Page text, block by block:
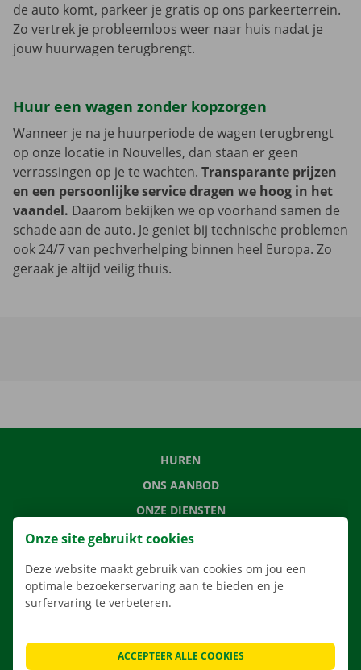
de auto komt, parkeer je gratis op ons parkeerterrein.
Zo vertrek je probleemloos weer naar huis nadat je
jouw huurwagen terugbrengt.
Huur een wagen zonder kopzorgen
Wanneer je na je huurperiode de wagen terugbrengt
op onze locatie in Nouvelles, dan staan er geen
verrassingen op je te wachten. Transparante prijzen
en een persoonlijke service dragen we hoog in het
vaandel. Daarom bekijken we op voorhand samen de
schade aan de auto. Je geniet bij technische problemen
ook 24/7 van pechverhelping binnen heel Europa. Zo
geraak je altijd veilig thuis.
HUREN
ONS AANBOD
ONZE DIENSTEN
LOCATIES
VERHUISOPLOSSINGEN
CONTACTEER ONS
Onze site gebruikt cookies
Deze website maakt gebruik van cookies om jou een
optimale bezoekerservaring aan te bieden en je
surfervaring te verbeteren.
ACCEPTEER ALLE COOKIES